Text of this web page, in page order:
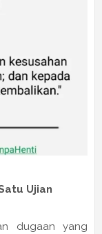
Ujian
dugaan yang